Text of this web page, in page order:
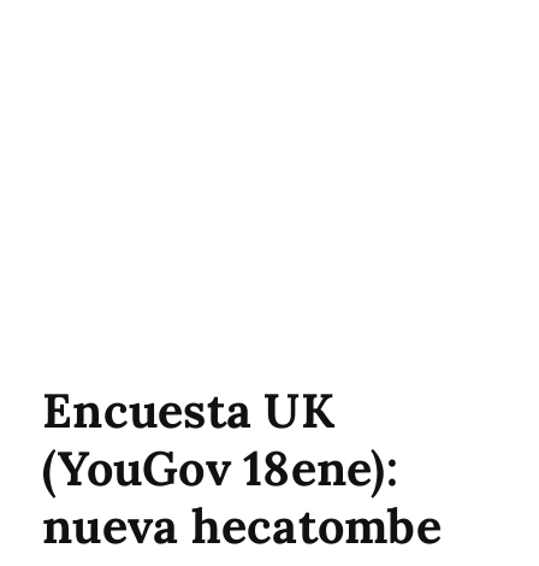
Encuesta UK
(YouGov 18ene):
nueva hecatombe